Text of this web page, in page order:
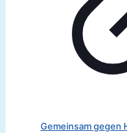
Gemeinsam gegen